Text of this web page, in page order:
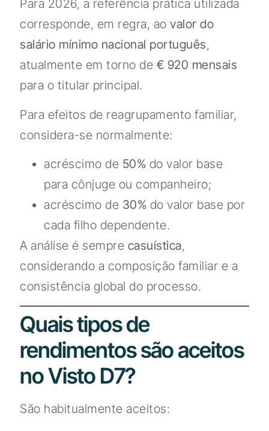
Para 2026, a referência prática utilizada
corresponde, em regra, ao valor do
salário mínimo nacional português,
atualmente em torno de € 920 mensais
para o titular principal.
Para efeitos de reagrupamento familiar,
considera-se normalmente:
acréscimo de 50% do valor base
para cônjuge ou companheiro;
acréscimo de 30% do valor base por
cada filho dependente.
A análise é sempre casuística,
considerando a composição familiar e a
consistência global do processo.
Quais tipos de
rendimentos são aceitos
no Visto D7?
São habitualmente aceitos: